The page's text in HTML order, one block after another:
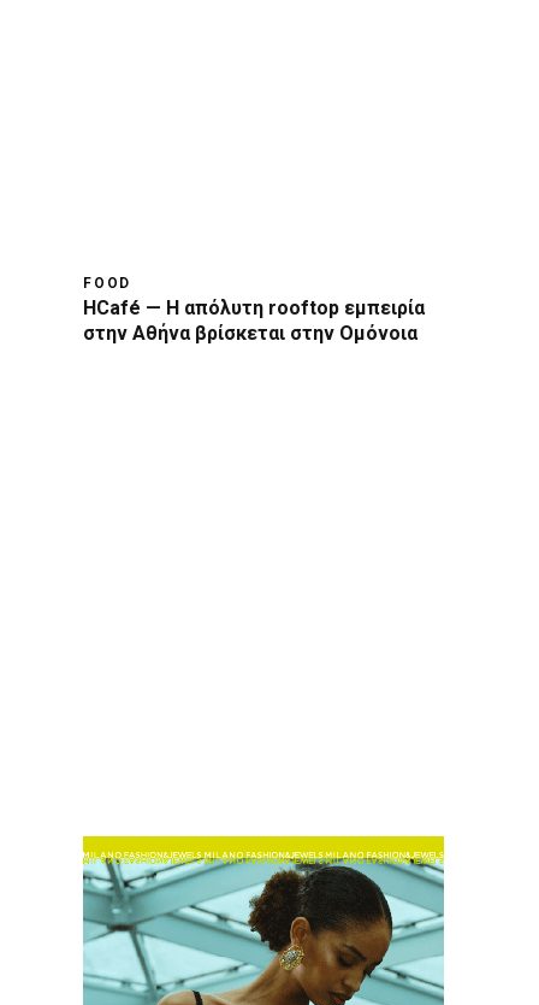
FOOD
HCafé — Η απόλυτη rooftop εμπειρία
στην Αθήνα βρίσκεται στην Ομόνοια